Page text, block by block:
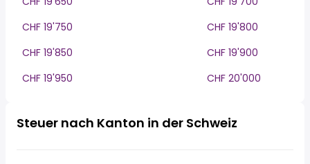
CHF 19'750
CHF 19'800
CHF 19'850
CHF 19'900
CHF 19'950
CHF 20'000
Steuer nach Kanton in der Schweiz